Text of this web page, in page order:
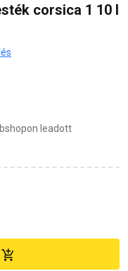
corsica 1 10 l
leadott